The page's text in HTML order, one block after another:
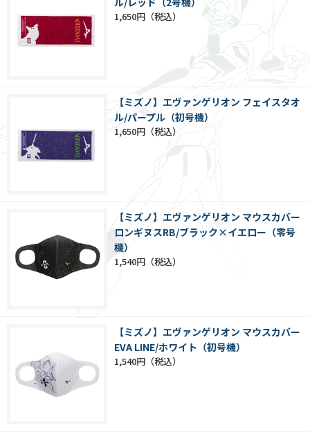
1,650円
【ミズノ】エヴァンゲリオン フェイスタオ
ル/パープル（初号機）
1,650円
【ミズノ】エヴァンゲリオン マウスカバー
ロンギヌスRB/ブラック×イエロー（零号
機）
1,540円
【ミズノ】エヴァンゲリオン マウスカバー
EVA LINE/ホワイト（初号機）
1,540円